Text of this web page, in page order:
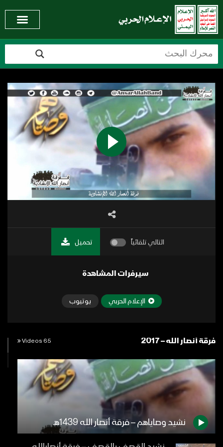
التالي تلقائياً تحميل
سيرفرات المشاهدة
الإعلام الحربي يوتيوب
فرقة أنصار الله – 2017 65 Videos
نشيد وصاياهم – فرقة أنصار الله 1439هـ